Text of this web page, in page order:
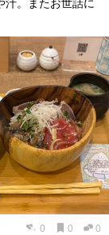
汁。またお世話に
0 0 0